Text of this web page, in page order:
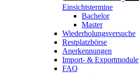
Einsichtstermine
Bachelor
Master
Wiederholungsversuche
Restplatzbörse
Anerkennungen
Import- & Exportmodule
FAQ